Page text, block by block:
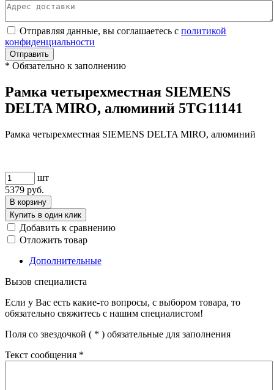
Отправляя данные, вы соглашаетесь с политикой
конфиденциальности
Отправить
* Обязательно к заполнению
Рамка четырехместная SIEMENS
DELTA MIRO, алюминий 5TG11141
Рамка четырехместная SIEMENS DELTA MIRO, алюминий
шт
5379 руб.
В корзину
Купить в один клик
Добавить к сравнению
Отложить товар
Дополнительные
Вызов специалиста
Если у Вас есть какие-то вопросы, с выбором товара, то
обязательно свяжитесь с нашим специалистом!
Поля со звездочкой ( * ) обязательные для заполнения
Текст сообщения *